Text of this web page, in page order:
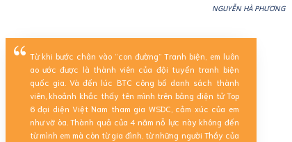
NGUYỄN HÀ PHƯƠNG
Từ khi bước chân vào “con đường” Tranh biện, em luôn
ao ước được là thành viên của đội tuyển tranh biện
quốc gia. Và đến lúc BTC công bố danh sách thành
viên, khoảnh khắc thấy tên mình trên bảng điện tử Top
6 đại diện Việt Nam tham gia WSDC, cảm xúc của em
như vỡ òa. Thành quả của 4 năm nỗ lực này không đến
từ mình em mà còn từ gia đình, từ những người Thầy của